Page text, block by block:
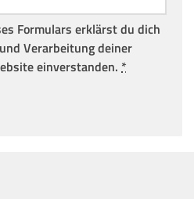
Formulars erklärst du dich
Verarbeitung deiner
einverstanden. *